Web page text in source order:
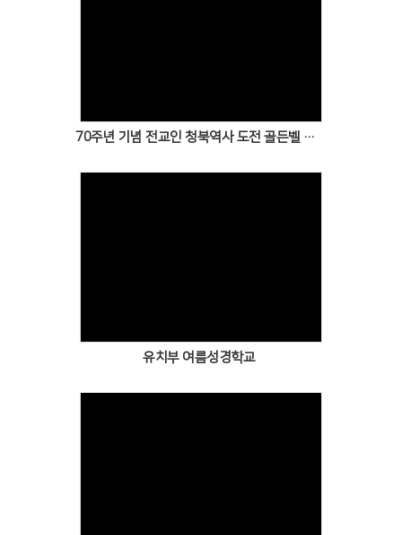
70주년 기념 전교인 청북역사 도전 골든벨 퀴즈대회
유치부 여름성경학교